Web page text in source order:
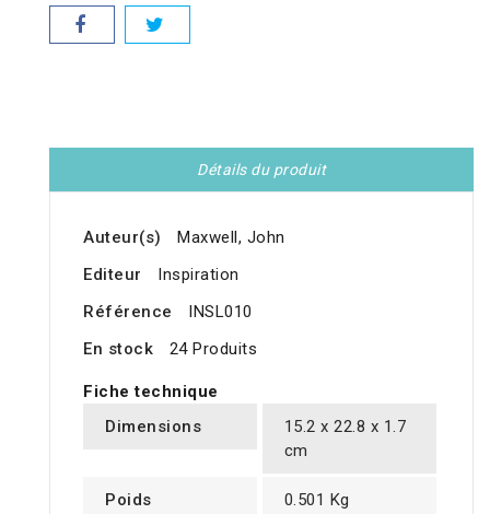
Détails du produit
Auteur(s)
Maxwell, John
Editeur
Inspiration
Référence
INSL010
En stock
24 Produits
Fiche technique
Dimensions
15.2 x 22.8 x 1.7
cm
Poids 0.501 Kg